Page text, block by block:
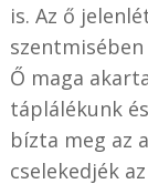
is. Az ő
Ő maga
táplálékunk
bízta meg az
cselekedjék